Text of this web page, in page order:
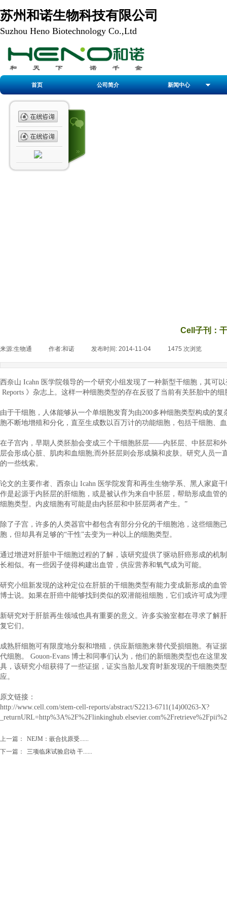
苏州和诺生物科技有限公司
Suzhou Heno Biotechnology Co.,Ltd
首页 公司简介 新闻中心
Cell子刊：
来源:生物通 作者:和诺 发布时间: 2014-11-04 1475 次浏览
西奈山 Icahn 医学院领导的一个研究小组发现了一种新型干细胞，其可
Reports 》杂志上。这样一种细胞类型的存在反驳了当前有关胚胎中的
由于干细胞，人体能够从一个单细胞发育为由200多种细胞类型构成的
胞不断地增殖和分化，直至生成数以百万计的功能细胞，包括干细胞、
在子宫内，早期人类胚胎会变成三个干细胞胚层——内胚层、中胚层和
层会形成心脏、肌肉和血细胞;而外胚层则会形成脑和皮肤。研究人员
的一些线索。
论文的主要作者、西奈山 Icahn 医学院发育和再生生物学系、黑人家庭
作是起源于内胚层的肝细胞，或是被认作为来自中胚层，帮助形成血管
细胞类型。内皮细胞有可能是由内胚层和中胚层两者产生。”
除了子宫，许多的人类器官中都包含有部分分化的干细胞池，这些细胞
胞，但却具有足够的“干性”去变为一种以上的细胞类型。
通过增进对肝脏中干细胞过程的了解，该研究提供了驱动肝癌形成的机
长相似。有一些因子使得构建出血管，供应营养和氧气成为可能。
研究小组新发现的这种定位在肝脏的干细胞类型有能力变成新形成的血
博士说。如果在肝癌中能够找到类似的双潜能祖细胞，它们或许可成为
新研究对于肝脏再生领域也具有重要的意义。许多实验室都在寻求了解
复它们。
成熟肝细胞可有限度地分裂和增殖，供应新细胞来替代受损细胞。有证
代细胞。 Gouon-Evans 博士和同事们认为，他们的新细胞类型也在这
具，该研究小组获得了一些证据，证实当胎儿发育时新发现的干细胞类
应。
原文链接：
http://www.cell.com/stem-cell-reports/abstract/S2213-6711(14)00263-X?
上一篇：
NEJM：嵌合抗原受......
下一篇：
三项临床试验启动 干......